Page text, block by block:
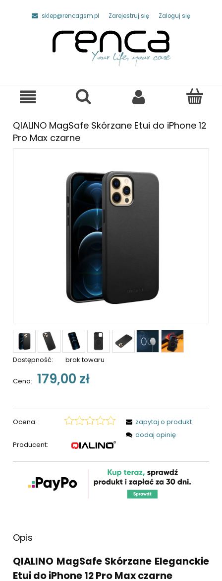
sklep@rencagsm.pl Zarejestruj się Zaloguj się
QIALINO MagSafe Skórzane Etui do iPhone 12
Pro Max czarne
Dostępność: brak towaru
Cena: 179,00 zł
Ocena:
Producent:
zapytaj o produkt
dodaj opinię
Opis
QIALINO MagSafe Skórzane Eleganckie
Etui do iPhone 12 Pro Max czarne